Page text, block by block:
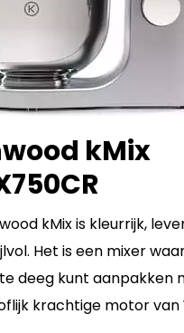
kMix
kMix is kleurrijk,
Het is een mixer
deeg kunt aanpakken
krachtige motor van